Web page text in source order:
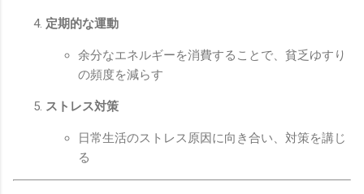
定期的な運動
余分なエネルギーを消費することで、貧乏ゆすり
の頻度を減らす
ストレス対策
日常生活のストレス原因に向き合い、対策を講じ
る